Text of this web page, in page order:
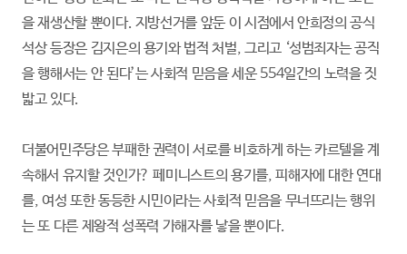
을 재생산할 뿐이다. 지방선거를 앞둔 이 시점에서 안희정의 공식
석상 등장은 김지은의 용기와 법적 처벌, 그리고 ‘성범죄자는 공직
을 행해서는 안 된다’는 사회적 믿음을 세운 554일간의 노력을 짓
밟고 있다.
더불어민주당은 부패한 권력이 서로를 비호하게 하는 카르텔을 계
속해서 유지할 것인가? 페미니스트의 용기를, 피해자에 대한 연대
를, 여성 또한 동등한 시민이라는 사회적 믿음을 무너뜨리는 행위
는 또 다른 제왕적 성폭력 가해자를 낳을 뿐이다.